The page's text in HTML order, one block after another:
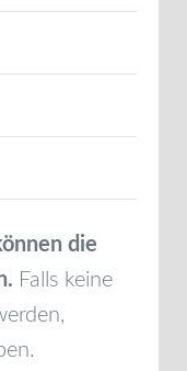
die
Falls keine